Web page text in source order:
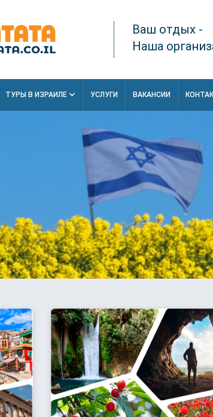
Ваш отдых -
Наша
ТУРЫ В ИЗРАИЛЕ УСЛУГИ ВАКАНСИИ